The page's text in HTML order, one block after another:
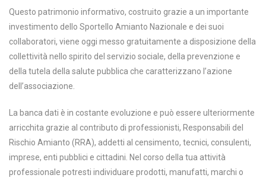
Questo patrimonio informativo, costruito grazie a un importante
investimento dello Sportello Amianto Nazionale e dei suoi
collaboratori, viene oggi messo gratuitamente a disposizione della
collettività nello spirito del servizio sociale, della prevenzione e
della tutela della salute pubblica che caratterizzano l’azione
dell’associazione.
La banca dati è in costante evoluzione e può essere ulteriormente
arricchita grazie al contributo di professionisti, Responsabili del
Rischio Amianto (RRA), addetti al censimento, tecnici, consulenti,
imprese, enti pubblici e cittadini. Nel corso della tua attività
professionale potresti individuare prodotti, manufatti, marchi o